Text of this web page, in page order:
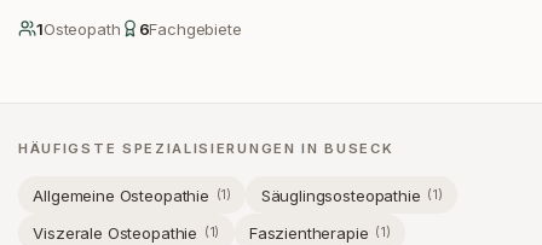
1Osteopath 6Fachgebiete
HÄUFIGSTE SPEZIALISIERUNGEN INBUSECK
Allgemeine Osteopathie (1) Säuglingsosteopathie (1)
Viszerale Osteopathie (1) Faszientherapie (1)